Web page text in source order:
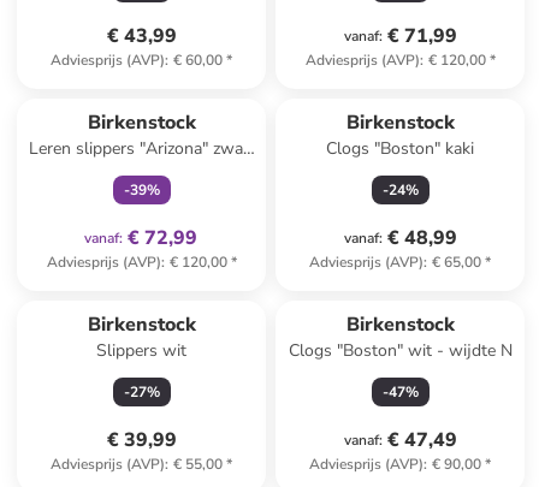
€ 43,99
Adviesprijs (AVP): € 60,00*
vanaf: € 71,99
Adviesprijs (AVP): € 120,00*
Birkenstock
Leren slippers "Arizona" zwart
- wijdte S
-39%
vanaf: € 72,99
Adviesprijs (AVP): € 120,00*
Birkenstock
Clogs "Boston" kaki
-24%
vanaf: € 48,99
Adviesprijs (AVP): € 65,00*
Birkenstock
Slippers wit
-27%
€ 39,99
Adviesprijs (AVP): € 55,00*
Birkenstock
Clogs "Boston" wit - wijdte N
-47%
vanaf: € 47,49
Adviesprijs (AVP): € 90,00*